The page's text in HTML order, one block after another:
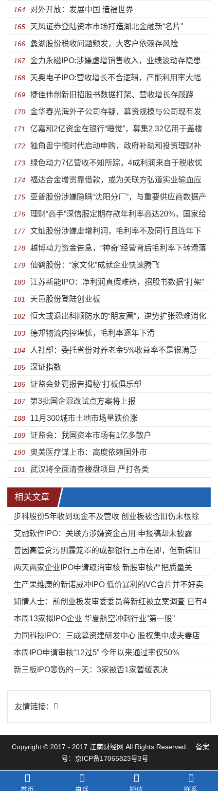
164 对外开放：发展中国 造福世界
165 天风证券登陆资本市场打造湖北金融新“名片”
166 蠡湖股份税收问题频发，大客户依赖存风险
167 金力永磁IPO:涉嫌虚增销售收入，业绩波动存隐患
168 天奥电子IPO:营收增长不合逻辑，产能利用率大幅
下滑
169 捷佳伟创新旧招股书数据打架、营收增长存蹊跷
170 金华春光海外子公司存疑，募资规模与公司现有发
展水平不匹配
171 亿嘉和2亿资金在银行“睡觉”，募集2.32亿用于盖楼
172 独角兽宁德时代启动申购，政府补助和投资理财补
贴利润下滑
173 绿色动力7亿营收不知所踪，4成利润来自于税收优
惠
174 福达合金增资靠借款，或为关联方弘道实业输血应
对银行追责
175 亚普股份涉嫌隐瞒“沈阳分厂”，与重要供应商数据产
生“分歧”
176 理财“高手”深信服定期存款年利率高达20%，国家给
予大量税收优惠却不思“回报”
177 文灿股份涉嫌虚增利润，毛利率不及同行且连年下
滑
178 越博动力资金告急，“神奇”经营背后毛利率下转滑落
179 仙鹤股份：“家文化”成就企业快速腾飞
180 江苏新能IPO：净利润真假难辨，招股书数据“打架”
严重
181 天邑股份登陆创业板
182 恒大或退出科顺防水的“朋友圈”，逆势扩张恐难消化
183 德邦物流内控堪忧，毛利率逐年下滑
184 人社部：委托省份对养老金5%收益率不是很满意
185 深证指数
186 证监会处罚报告揭秘“打板俱乐部
187 第3批国企混改试点方案将上报
188 11月300城市土地市场量跌价涨
189 证监会：我国资本市场有1亿多散户
190 奥美医疗谋上市：高度依赖国外市
191 武汉将全面清查楼盘项目 严打各类
相关文章
步科股份5年收到现金不及营收 创业板被否旧伤未根除
艾融软件IPO：关联方涉嫌资金占用 申报稿却未披露
曾因高管贪污阴霾笼罩的成都银行上市在即，但新病旧
疾仍需待解
两天两家企业IPO申请取消审核 新股审核严把质量关
生产果维康的新诺威冲IPO 低价暴利的VC含片并不好卖
知情人士：前创业板发审委委员蒋新红被立案调查 已有4
人被查
本周13家拟IPO企业 华夏航空冲刺行业”第一股”
力同科技IPO：三成募资建研发中心 股权集中成夫妻店
本周IPO申请审核“12过5” 今年以来通过率仅50%
新三板IPO悲伤的一天：3家被否1家暂缓表决
友情链接：
Copyright © 2017 - 2017 江南财经网 All Rights Reserved.
备案
号：京ICP备17065823号3号